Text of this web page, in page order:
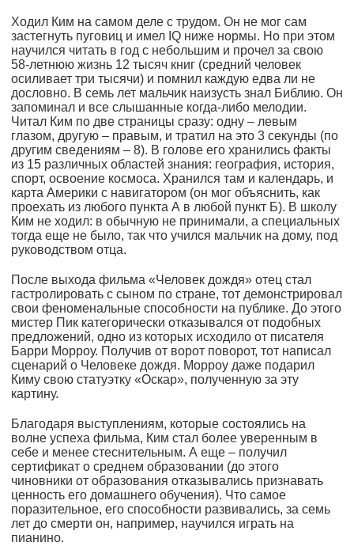
Ходил Ким на самом деле с трудом. Он не мог сам
застегнуть пуговиц и имел IQ ниже нормы. Но при этом
научился читать в год с небольшим и прочел за свою
58-летнюю жизнь 12 тысяч книг (средний человек
осиливает три тысячи) и помнил каждую едва ли не
дословно. В семь лет мальчик наизусть знал Библию. Он
запоминал и все слышанные когда-либо мелодии.
Читал Ким по две страницы сразу: одну – левым
глазом, другую – правым, и тратил на это 3 секунды (по
другим сведениям – 8). В голове его хранились факты
из 15 различных областей знания: география, история,
спорт, освоение космоса. Хранился там и календарь, и
карта Америки с навигатором (он мог объяснить, как
проехать из любого пункта А в любой пункт Б). В школу
Ким не ходил: в обычную не принимали, а специальных
тогда еще не было, так что учился мальчик на дому, под
руководством отца.
После выхода фильма «Человек дождя» отец стал
гастролировать с сыном по стране, тот демонстрировал
свои феноменальные способности на публике. До этого
мистер Пик категорически отказывался от подобных
предложений, одно из которых исходило от писателя
Барри Морроу. Получив от ворот поворот, тот написал
сценарий о Человеке дождя. Морроу даже подарил
Киму свою статуэтку «Оскар», полученную за эту
картину.
Благодаря выступлениям, которые состоялись на
волне успеха фильма, Ким стал более уверенным в
себе и менее стеснительным. А еще – получил
сертификат о среднем образовании (до этого
чиновники от образования отказывались признавать
ценность его домашнего обучения). Что самое
поразительное, его способности развивались, за семь
лет до смерти он, например, научился играть на
пианино.